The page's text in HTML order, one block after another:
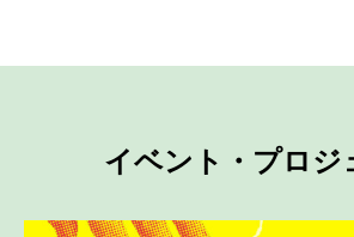
イベント・プロジ